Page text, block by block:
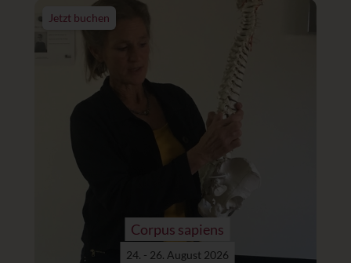
Jetzt buchen
Corpus sapiens
24. - 26. August 2026